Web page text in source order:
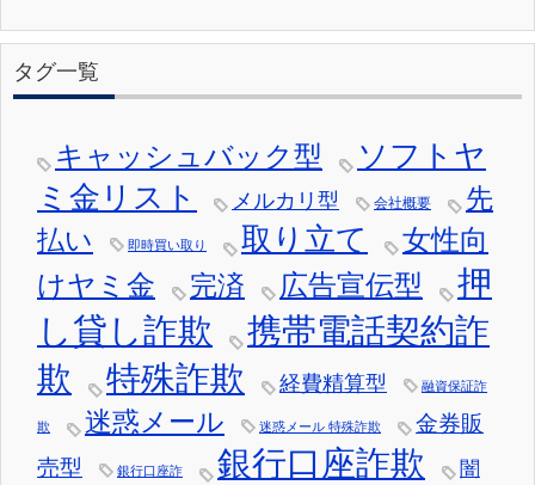
タグ一覧
キャッシュバック型
ソフトヤ
ミ金リスト
メルカリ型 会社概要
先
払い
即時買い取り 取り立て
女性向
けヤミ金
完済 広告宣伝型
押
し貸し詐欺
携帯電話契約詐
欺
特殊詐欺 経費精算型 融資保証詐
欺 迷惑メール 迷惑メール 特殊詐欺
金券販
売型
銀行口座詐 銀行口座詐欺
闇